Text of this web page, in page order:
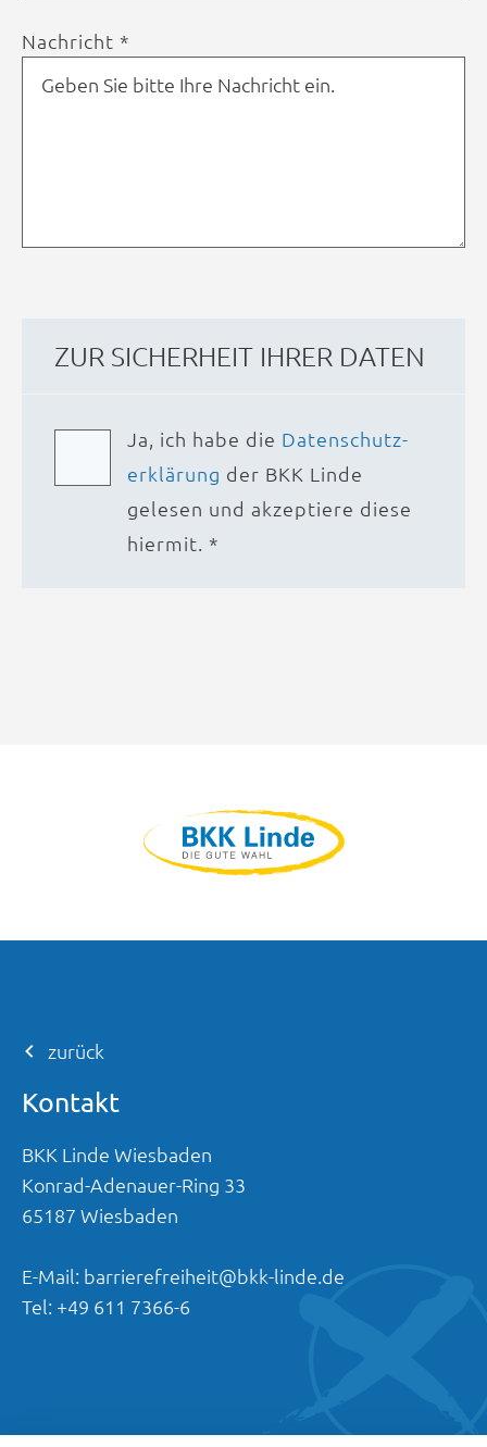
Nachricht *
ZUR SICHER­HEIT IHRER DATEN
Ja, ich habe die Daten­schutz­
erklärung der BKK Linde
gelesen und akzeptiere diese
hiermit. *
zurück
Kontakt
BKK Linde Wiesbaden
Konrad-Adenauer-Ring 33
65187 Wiesbaden
E-Mail: barrierefreiheit@bkk-linde.de
Tel: +49 611 7366-6